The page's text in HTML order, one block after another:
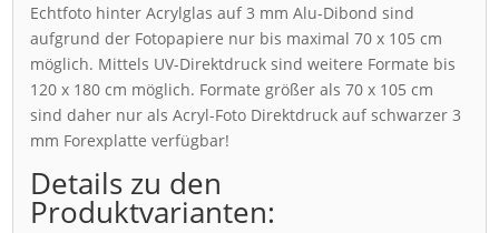
Echtfoto hinter Acrylglas auf 3 mm Alu-Dibond sind
aufgrund der Fotopapiere nur bis maximal 70 x 105 cm
möglich. Mittels UV-Direktdruck sind weitere Formate bis
120 x 180 cm möglich. Formate größer als 70 x 105 cm
sind daher nur als Acryl-Foto Direktdruck auf schwarzer 3
mm Forexplatte verfügbar!
Details zu den
Produktvarianten: